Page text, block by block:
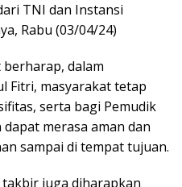
TNI dan Instansi
Rabu (03/04/24)
dalam
Fitri, masyarakat tetap
serta bagi Pemudik
merasa aman dan
sampai di tempat tujuan.
takbir juga diharapkan